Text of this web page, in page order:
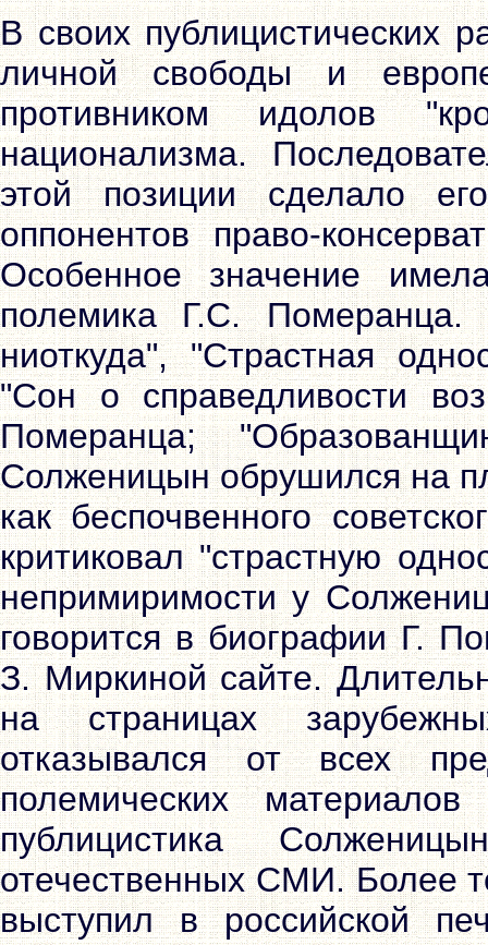
В своих публицистических
личной свободы и
противником идолов
национализма.
этой позиции сделало
оппонентов право-
Особенное значение
полемика Г.С.
ниоткуда", "Страстная
"Сон о справедливости
Померанца;
Солженицын обрушился на
как беспочвенного
критиковал "страстную
непримиримости у
говорится в биографии Г.
З. Миркиной сайте.
на страницах
отказывался от всех
полемических
публицистика
отечественных СМИ. Более
выступил в российской